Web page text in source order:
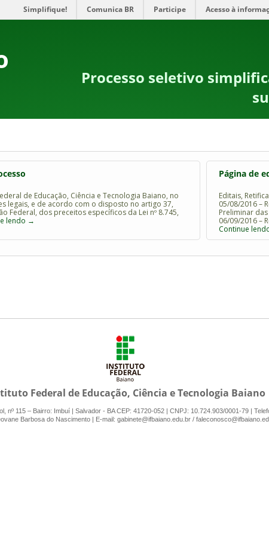
Simplifique! Comunica BR Participe Acesso à
Processo seletivo
de Educação, Ciência e Tecnologia Baiano, no
legais, e de acordo com o disposto no artigo 37,
Federal, dos preceitos específicos da Lei nº 8.745,
lendo →
Página de
Editais,
05/08/2016 –
Preliminar
06/09/2016 –
Continue
Federal de Educação, Ciência e Tecnologia Baiano
nº 115 – Bairro: Imbuí | Salvador - BA CEP: 41720-052 | CNPJ: 10.724.903/0001-79 |
Barbosa do Nascimento | E-mail: gabinete@ifbaiano.edu.br /